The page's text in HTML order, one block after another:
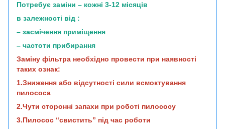
Потребує заміни – кожні 3-12 місяців
в залежності від :
– засмічення приміщення
– частоти прибирання
Заміну фільтра необхідно провести при наявності
таких ознак:
1.Зниження або відсутності сили всмоктування
пилососа
2.Чути сторонні запахи при роботі пилососу
3.Пилосос “свистить” під час роботи